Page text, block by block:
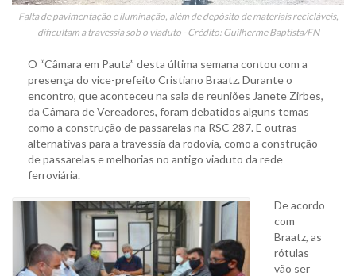
Falta de pavimentação e iluminação, além de depósito de materiais recicláveis,
dificultam a travessia sob o viaduto - Crédito: Guilherme Baptista/FN
O “Câmara em Pauta” desta última semana contou com a
presença do vice-prefeito Cristiano Braatz. Durante o
encontro, que aconteceu na sala de reuniões Janete Zirbes,
da Câmara de Vereadores, foram debatidos alguns temas
como a construção de passarelas na RSC 287. E outras
alternativas para a travessia da rodovia, como a construção
de passarelas e melhorias no antigo viaduto da rede
ferroviária.
De acordo
com
Braatz, as
rótulas
vão ser